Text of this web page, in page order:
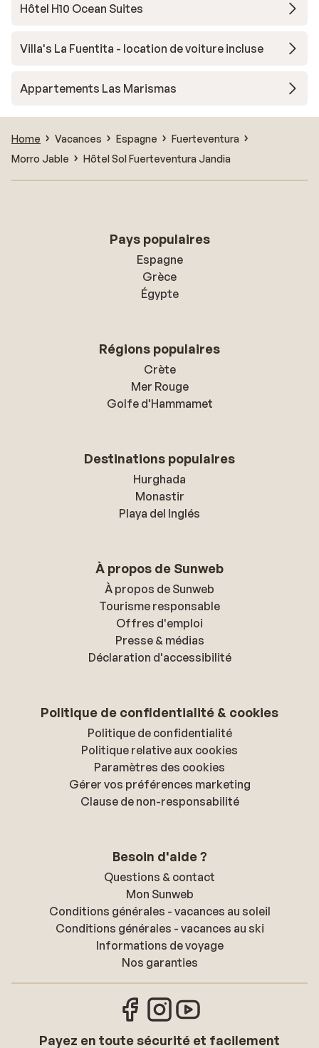
Hôtel H10 Ocean Suites
Villa's La Fuentita - location de voiture incluse
Appartements Las Marismas
Home Vacances Espagne
Fuerteventura
Morro Jable
Hôtel Sol Fuerteventura Jandia
Pays populaires
Espagne
Grèce
Égypte
Régions populaires
Crète
Mer Rouge
Golfe d'Hammamet
Destinations populaires
Hurghada
Monastir
Playa del Inglés
À propos de Sunweb
À propos de Sunweb
Tourisme responsable
Offres d'emploi
Presse & médias
Déclaration d'accessibilité
Politique de confidentialité & cookies
Politique de confidentialité
Politique relative aux cookies
Paramètres des cookies
Gérer vos préférences marketing
Clause de non-responsabilité
Besoin d'aide ?
Questions & contact
Mon Sunweb
Conditions générales - vacances au soleil
Conditions générales - vacances au ski
Informations de voyage
Nos garanties
Payez en toute sécurité et facilement